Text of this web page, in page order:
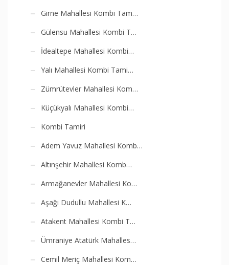
Girne Mahallesi Kombi Tam…
Gülensu Mahallesi Kombi T…
İdealtepe Mahallesi Kombi…
Yalı Mahallesi Kombi Tami…
Zümrütevler Mahallesi Kom…
Küçükyalı Mahallesi Kombi…
Kombi Tamiri
Adem Yavuz Mahallesi Komb…
Altınşehir Mahallesi Komb…
Armağanevler Mahallesi Ko…
Aşağı Dudullu Mahallesi K…
Atakent Mahallesi Kombi T…
Ümraniye Atatürk Mahalles…
Cemil Meriç Mahallesi Kom…